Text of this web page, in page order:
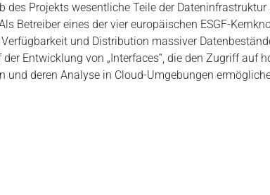
des Projekts wesentliche Teile der Dateninfrastruktur
Betreiber eines der vier europäischen ESGF-
und Distribution massiver
Entwicklung von „Interfaces“, die den Zugriff auf
und deren Analyse in Cloud-Umgebungen